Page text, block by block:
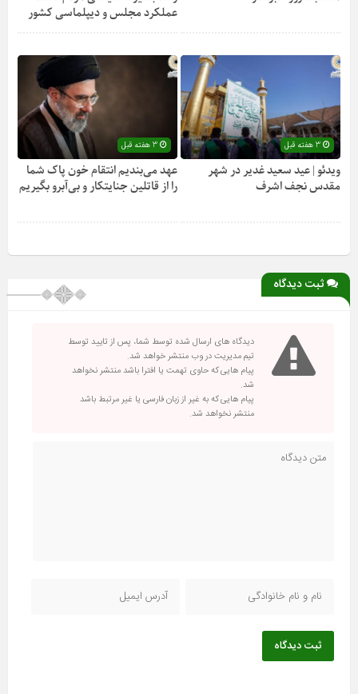
عملکرد مجلس و دیپلماسی کشور
3 هفته قبل
ویدئو | عید سعید غدیر در شهر
مقدس نجف اشرف
عهد می‌بندیم انتقام خون پاک شما
را از قاتلین جنایتکار و بی‌آبرو بگیریم
ثبت دیدگاه
دیدگاه های ارسال شده توسط شما، پس از تایید توسط
تیم مدیریت در وب منتشر خواهد شد.
پیام هایی که حاوی تهمت یا افترا باشد منتشر نخواهد
شد.
پیام هایی که به غیر از زبان فارسی یا غیر مرتبط باشد
منتشر نخواهد شد.
ثبت دیدگاه